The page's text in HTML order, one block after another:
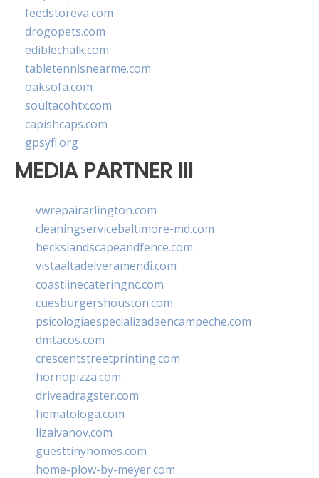
feedstoreva.com
drogopets.com
ediblechalk.com
tabletennisnearme.com
oaksofa.com
soultacohtx.com
capishcaps.com
gpsyfl.org
MEDIA PARTNER III
vwrepairarlington.com
cleaningservicebaltimore-md.com
beckslandscapeandfence.com
vistaaltadelveramendi.com
coastlinecateringnc.com
cuesburgershouston.com
psicologiaespecializadaencampeche.com
dmtacos.com
crescentstreetprinting.com
hornopizza.com
driveadragster.com
hematologa.com
lizaivanov.com
guesttinyhomes.com
home-plow-by-meyer.com